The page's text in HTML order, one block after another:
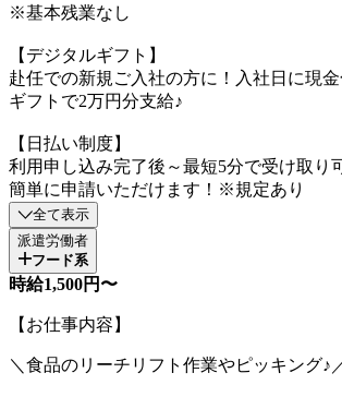
※基本残業なし
【デジタルギフト】
赴任での新規ご入社の方に！入社日に現
ギフトで2万円分支給♪
【日払い制度】
利用申し込み完了後～最短5分で受け取り
簡単に申請いただけます！※規定あり
全て表示
派遣労働者
フード系
時給1,500円〜
【お仕事内容】
＼食品のリーチリフト作業やピッキング♪